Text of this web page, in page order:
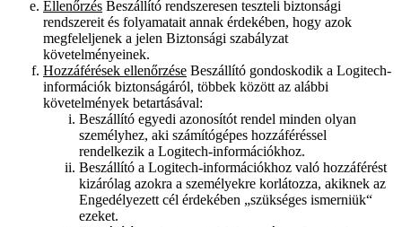
Ellenőrzés Beszállító rendszeresen teszteli biztonsági
rendszereit és folyamatait annak érdekében, hogy azok
megfeleljenek a jelen Biztonsági szabályzat
követelményeinek.
Hozzáférések ellenőrzése Beszállító gondoskodik a Logitech-
információk biztonságáról, többek között az alábbi
követelmények betartásával:
Beszállító egyedi azonosítót rendel minden olyan
személyhez, aki számítógépes hozzáféréssel
rendelkezik a Logitech-információkhoz.
Beszállító a Logitech-információkhoz való hozzáférést
kizárólag azokra a személyekre korlátozza, akiknek az
Engedélyezett cél érdekében „szükséges ismerniük“
ezeket.